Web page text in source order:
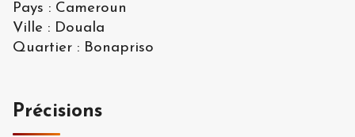
Pays : Cameroun
Ville : Douala
Quartier : Bonapriso
Précisions